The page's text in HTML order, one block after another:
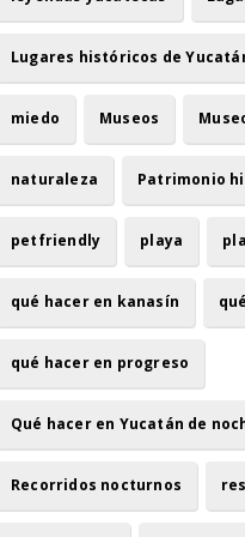
Lugares históricos de
miedo Museos
naturaleza Patrimonio
petfriendly playa
qué hacer en kanasín
qué hacer en progreso
Qué hacer en Yucatán de
Recorridos nocturnos